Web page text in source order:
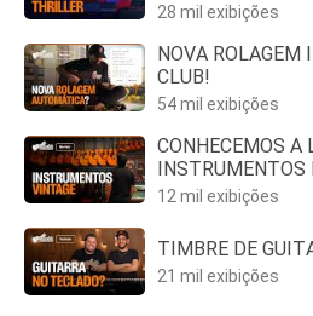
28 mil exibições
NOVA ROLAGEM
CLUB!
54 mil exibições
CONHECEMOS A
INSTRUMENTOS
MERCADO
12 mil exibições
TIMBRE DE
21 mil exibições